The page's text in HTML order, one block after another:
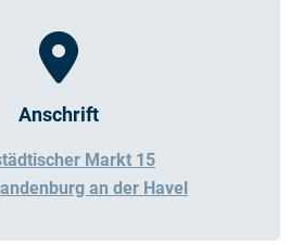
Anschrift
Markt 15
an der Havel